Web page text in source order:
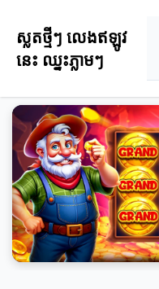
ស្លតថ្មីៗ លេងឥឡូវ
នេះ ឈ្នះភ្លាមៗ